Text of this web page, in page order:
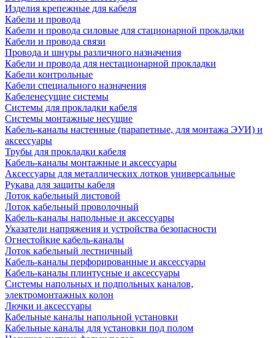
Изделия крепежные для кабеля
Кабели и провода
Кабели и провода силовые для стационарной прокладки
Кабели и провода связи
Провода и шнуры различного назначения
Кабели и провода для нестационарной прокладки
Кабели контрольные
Кабели специального назначения
Кабеленесущие системы
Системы для прокладки кабеля
Системы монтажные несущие
Кабель-каналы настенные (парапетные, для монтажа ЭУИ) и
аксессуары
Трубы для прокладки кабеля
Кабель-каналы монтажные и аксессуары
Аксессуары для металлических лотков универсальные
Рукава для защиты кабеля
Лоток кабельный листовой
Лоток кабельный проволочный
Кабель-каналы напольные и аксессуары
Указатели напряжения и устройства безопасности
Огнестойкие кабель-каналы
Лоток кабельный лестничный
Кабель-каналы перфорированные и аксессуары
Кабель-каналы плинтусные и аксессуары
Системы напольных и подпольных каналов,
электромонтажных колон
Лючки и аксессуары
Кабельные каналы напольной установки
Кабельные каналы для установки под полом